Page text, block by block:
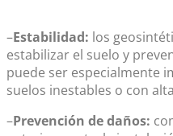
–Estabilidad: los
estabilizar el suelo y
puede ser especialmente
suelos inestables o con
–Prevención de daños: